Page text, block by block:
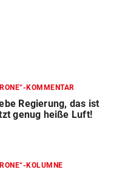
KOMMENTAR
Regierung, das ist
genug heiße Luft!
KOLUMNE